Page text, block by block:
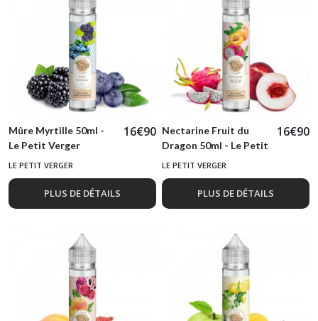
Mûre Myrtille 50ml -
Le Petit Verger
16€90
LE PETIT VERGER
PLUS DE DÉTAILS
Nectarine Fruit du
Dragon 50ml - Le Petit
Verger
16€90
LE PETIT VERGER
PLUS DE DÉTAILS